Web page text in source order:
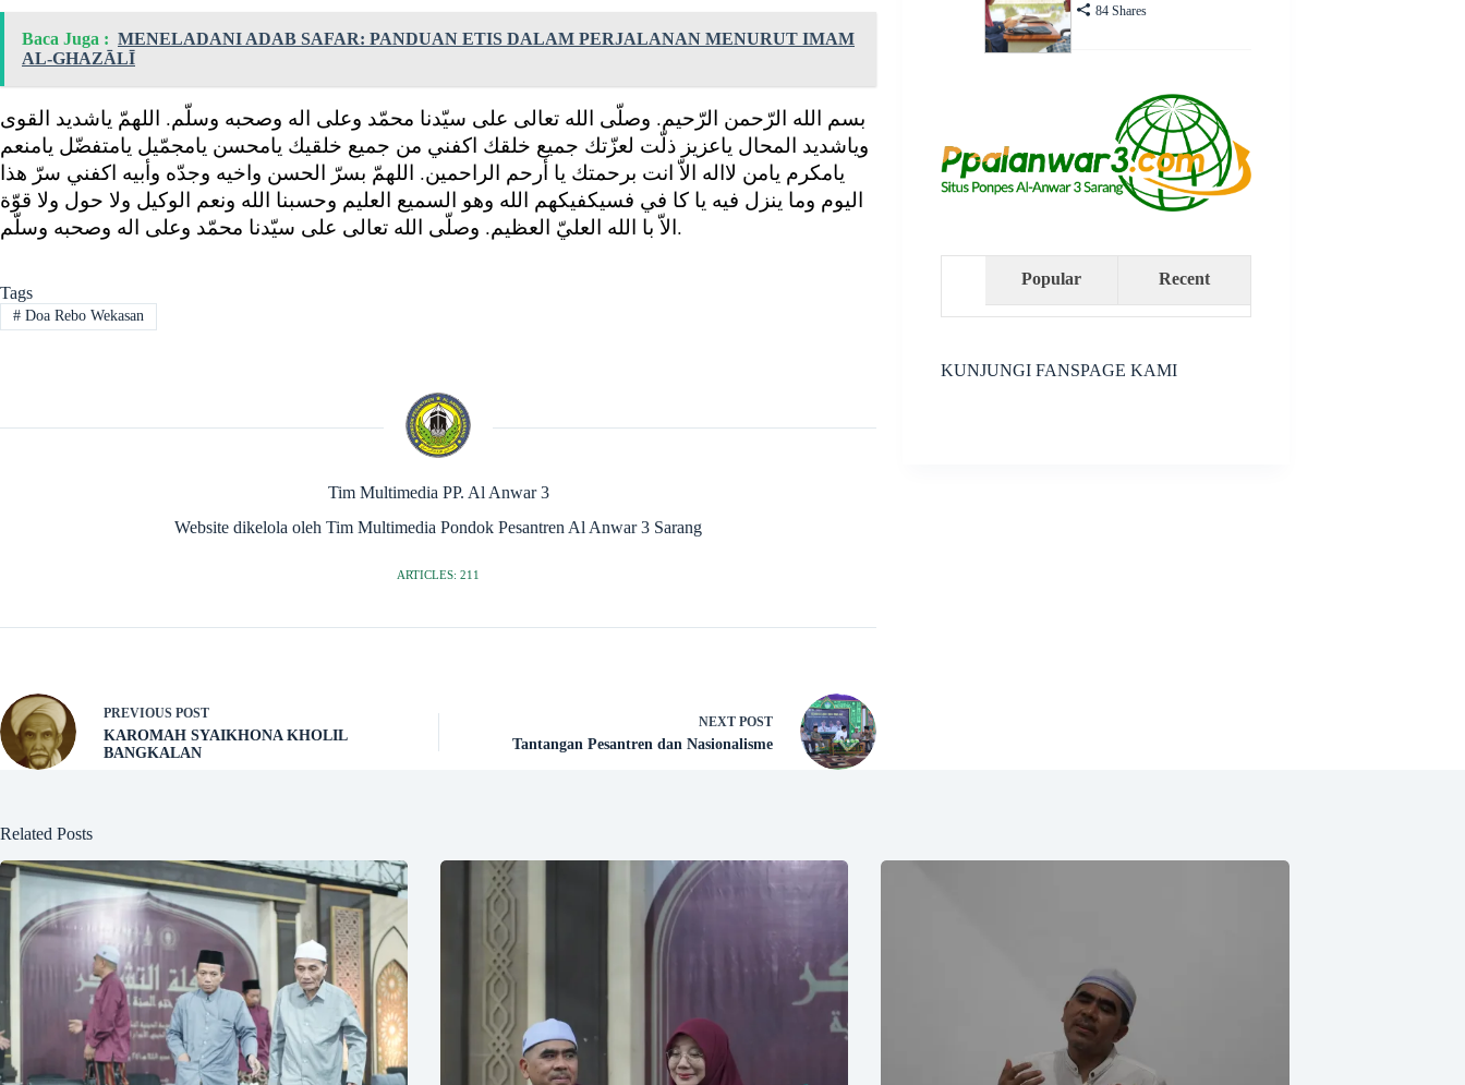
Baca Juga : MENELADANI ADAB SAFAR: PANDUAN ETIS DALAM PERJALANAN MENURUT IMAM
AL-GHAZĀLĪ
بسم الله الرّحمن الرّحيم. وصلّى الله تعالى على سيّدنا محمّد وعلى اله وصحبه وسلّم. اللهمّ ياشديد القوى
وياشديد المحال ياعزيز ذلّت لعزّتك جميع خلقك اكفني من جميع خلقيك يامحسن يامجمّيل يامتفضّل يامنعم
يامكرم يامن لااله الاّ انت برحمتك يا أرحم الراحمين. اللهمّ بسرّ الحسن واخيه وجدّه وأبيه اكفني سرّ هذا
اليوم وما ينزل فيه يا كا في فسيكفيكهم الله وهو السميع العليم وحسبنا الله ونعم الوكيل ولا حول ولا قوّة
الاّ با الله العليّ العظيم. وصلّى الله تعالى على سيّدنا محمّد وعلى اله وصحبه وسلّم.
Tags
#Doa Rebo Wekasan
Tim Multimedia PP. Al Anwar 3
Website dikelola oleh Tim Multimedia Pondok Pesantren Al Anwar 3 Sarang
ARTICLES: 211
PREVIOUS POST
KAROMAH SYAIKHONA KHOLIL
BANGKALAN
NEXTPOST
Tantangan Pesantren dan Nasionalisme
84 Shares
Popular Recent
KUNJUNGI FANSPAGE KAMI
Related Posts